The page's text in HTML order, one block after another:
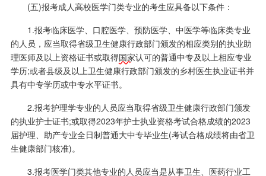
(五)报考成人高校医学门类专业的考生应具备以下条件：
1.报考临床医学、口腔医学、预防医学、中医学等临床类专业
的人员，应当取得省级卫生健康行政部门颁发的相应类别的执业助
理医师及以上资格证书或取得国家认可的普通中专及以上相应专业
学历;或者县级及以上卫生健康行政部门颁发的乡村医生执业证书并
具有中专学历或中专水平证书。
2.报考护理学专业的人员应当取得省级卫生健康行政部门颁发
的执业护士证书;或取得2023年护士执业资格考试合格成绩的2023
届护理、助产专业全日制普通大中专毕业生(考试合格成绩将由省卫
生健康部门核准)。
3.报考医学门类其他专业的人员应当是从事卫生、医药行业工